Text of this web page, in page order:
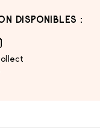
DISPONIBLES :